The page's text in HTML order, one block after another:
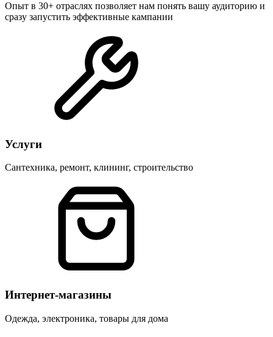
Опыт в 30+ отраслях позволяет нам понять вашу аудиторию и
сразу запустить эффективные кампании
Услуги
Сантехника, ремонт, клининг, строительство
Интернет-магазины
Одежда, электроника, товары для дома